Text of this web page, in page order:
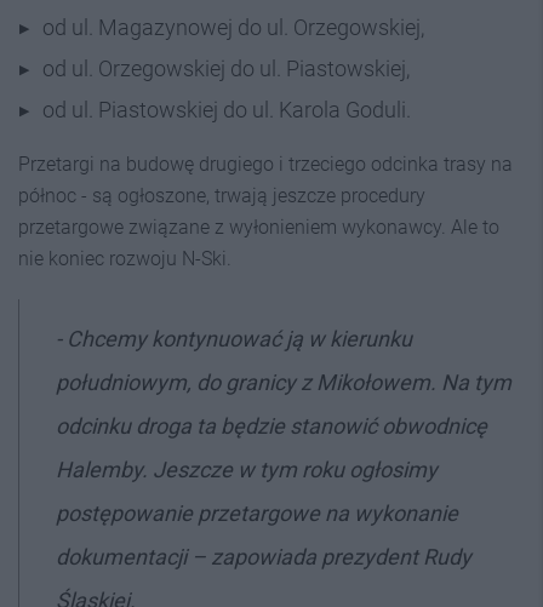
od ul. Magazynowej do ul. Orzegowskiej,
od ul. Orzegowskiej do ul. Piastowskiej,
od ul. Piastowskiej do ul. Karola Goduli.
Przetargi na budowę drugiego i trzeciego odcinka trasy na
północ - są ogłoszone, trwają jeszcze procedury
przetargowe związane z wyłonieniem wykonawcy. Ale to
nie koniec rozwoju N-Ski.
- Chcemy kontynuować ją w kierunku
południowym, do granicy z Mikołowem. Na tym
odcinku droga ta będzie stanowić obwodnicę
Halemby. Jeszcze w tym roku ogłosimy
postępowanie przetargowe na wykonanie
dokumentacji – zapowiada prezydent Rudy
Śląskiej.